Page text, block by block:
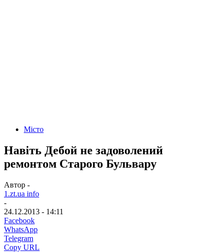
Місто
Навіть Дебой не задоволений
ремонтом Старого Бульвару
Автор -
1.zt.ua info
-
24.12.2013 - 14:11
Facebook
WhatsApp
Telegram
Copy URL